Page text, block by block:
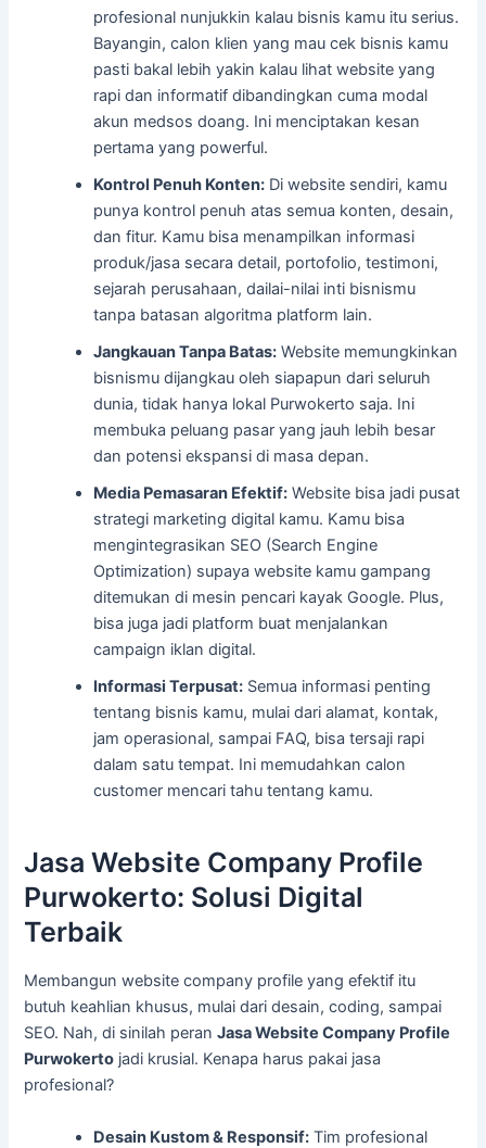
profesional nunjukkin kalau bisnis kamu itu serius.
Bayangin, calon klien yang mau cek bisnis kamu
pasti bakal lebih yakin kalau lihat website yang
rapi dan informatif dibandingkan cuma modal
akun medsos doang. Ini menciptakan kesan
pertama yang powerful.
Kontrol Penuh Konten: Di website sendiri, kamu
punya kontrol penuh atas semua konten, desain,
dan fitur. Kamu bisa menampilkan informasi
produk/jasa secara detail, portofolio, testimoni,
sejarah perusahaan, dailai-nilai inti bisnismu
tanpa batasan algoritma platform lain.
Jangkauan Tanpa Batas: Website memungkinkan
bisnismu dijangkau oleh siapapun dari seluruh
dunia, tidak hanya lokal Purwokerto saja. Ini
membuka peluang pasar yang jauh lebih besar
dan potensi ekspansi di masa depan.
Media Pemasaran Efektif: Website bisa jadi pusat
strategi marketing digital kamu. Kamu bisa
mengintegrasikan SEO (Search Engine
Optimization) supaya website kamu gampang
ditemukan di mesin pencari kayak Google. Plus,
bisa juga jadi platform buat menjalankan
campaign iklan digital.
Informasi Terpusat: Semua informasi penting
tentang bisnis kamu, mulai dari alamat, kontak,
jam operasional, sampai FAQ, bisa tersaji rapi
dalam satu tempat. Ini memudahkan calon
customer mencari tahu tentang kamu.
Jasa Website Company Profile
Purwokerto: Solusi Digital
Terbaik
Membangun website company profile yang efektif itu
butuh keahlian khusus, mulai dari desain, coding, sampai
SEO. Nah, di sinilah peranJasa Website Company Profile
Purwokerto jadi krusial. Kenapa harus pakai jasa
profesional?
Desain Kustom & Responsif: Tim profesional